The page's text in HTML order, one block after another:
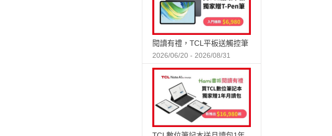
閱讀有禮，TCL平板送觸控筆
2026/06/20 - 2026/08/31